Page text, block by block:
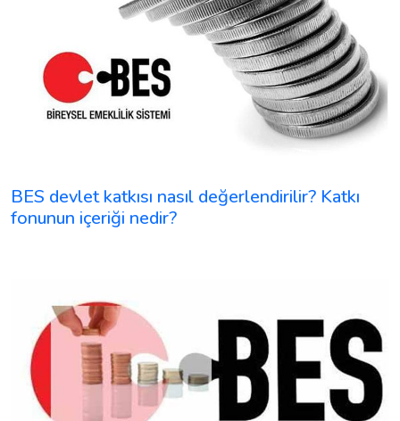
BES devlet katkısı nasıl değerlendirilir? Katkı
fonunun içeriği nedir?